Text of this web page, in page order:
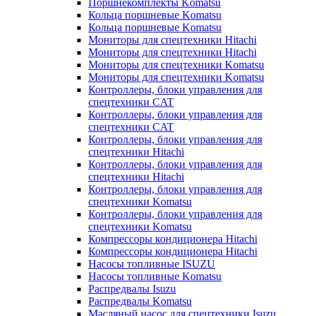
Поршнекомплекты Komatsu
Кольца поршневые Komatsu
Кольца поршневые Komatsu
Мониторы для спецтехники Hitachi
Мониторы для спецтехники Hitachi
Мониторы для спецтехники Komatsu
Мониторы для спецтехники Komatsu
Контроллеры, блоки управления для
спецтехники CAT
Контроллеры, блоки управления для
спецтехники CAT
Контроллеры, блоки управления для
спецтехники Hitachi
Контроллеры, блоки управления для
спецтехники Hitachi
Контроллеры, блоки управления для
спецтехники Komatsu
Контроллеры, блоки управления для
спецтехники Komatsu
Компрессоры кондиционера Hitachi
Компрессоры кондиционера Hitachi
Насосы топливные ISUZU
Насосы топливные Komatsu
Распредвалы Isuzu
Распредвалы Komatsu
Масляный насос для спецтехники Isuzu